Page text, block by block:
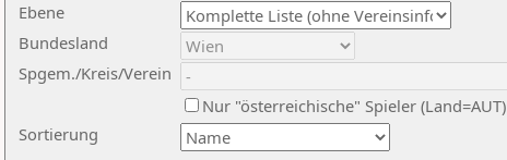
Ebene
Sortierung
Bundesland
Spgem./Kreis/Verein
Nur "österreichische" Spieler (Land=AUT)